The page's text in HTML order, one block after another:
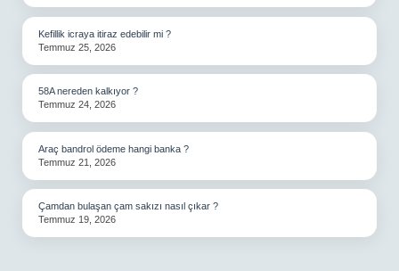
Kefillik icraya itiraz edebilir mi ?
Temmuz 25, 2026
58A nereden kalkıyor ?
Temmuz 24, 2026
Araç bandrol ödeme hangi banka ?
Temmuz 21, 2026
Çamdan bulaşan çam sakızı nasıl çıkar ?
Temmuz 19, 2026